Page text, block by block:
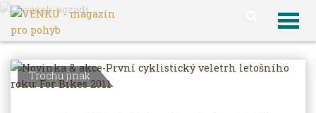
VENKU Archiv článků
Trochu jinak